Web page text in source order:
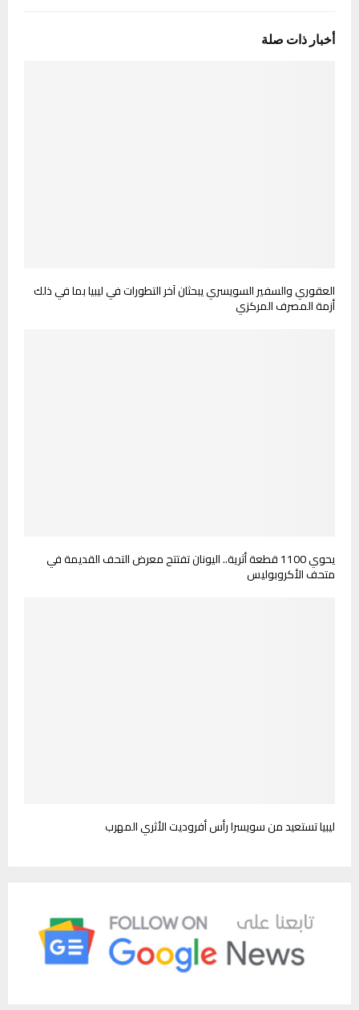
أخبار ذات صلة
العقوري والسفير السويسري يبحثان آخر التطورات في ليبيا بما في ذلك
أزمة المصرف المركزي
يحوي 1100 قطعة أثرية.. اليونان تفتتح معرض التحف القديمة في
متحف الأكروبوليس
ليبيا تستعيد من سويسرا رأس أفروديت الأثري المهرب